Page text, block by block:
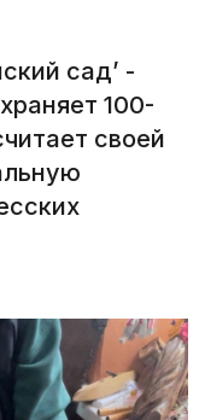
сад’ -
100-
своей